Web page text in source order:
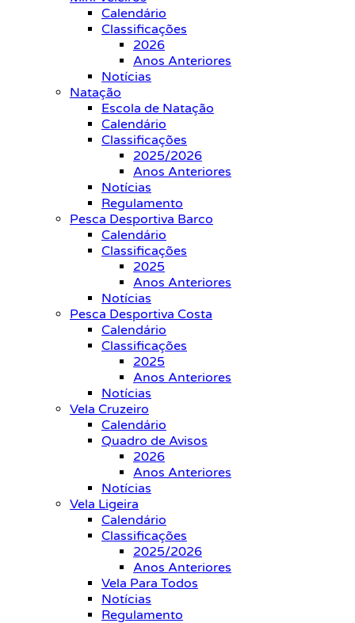
Calendário
Classificações
2026
Anos Anteriores
Notícias
Natação
Escola de Natação
Calendário
Classificações
2025/2026
Anos Anteriores
Notícias
Regulamento
Pesca Desportiva Barco
Calendário
Classificações
2025
Anos Anteriores
Notícias
Pesca Desportiva Costa
Calendário
Classificações
2025
Anos Anteriores
Notícias
Vela Cruzeiro
Calendário
Quadro de Avisos
2026
Anos Anteriores
Notícias
Vela Ligeira
Calendário
Classificações
2025/2026
Anos Anteriores
Vela Para Todos
Notícias
Regulamento